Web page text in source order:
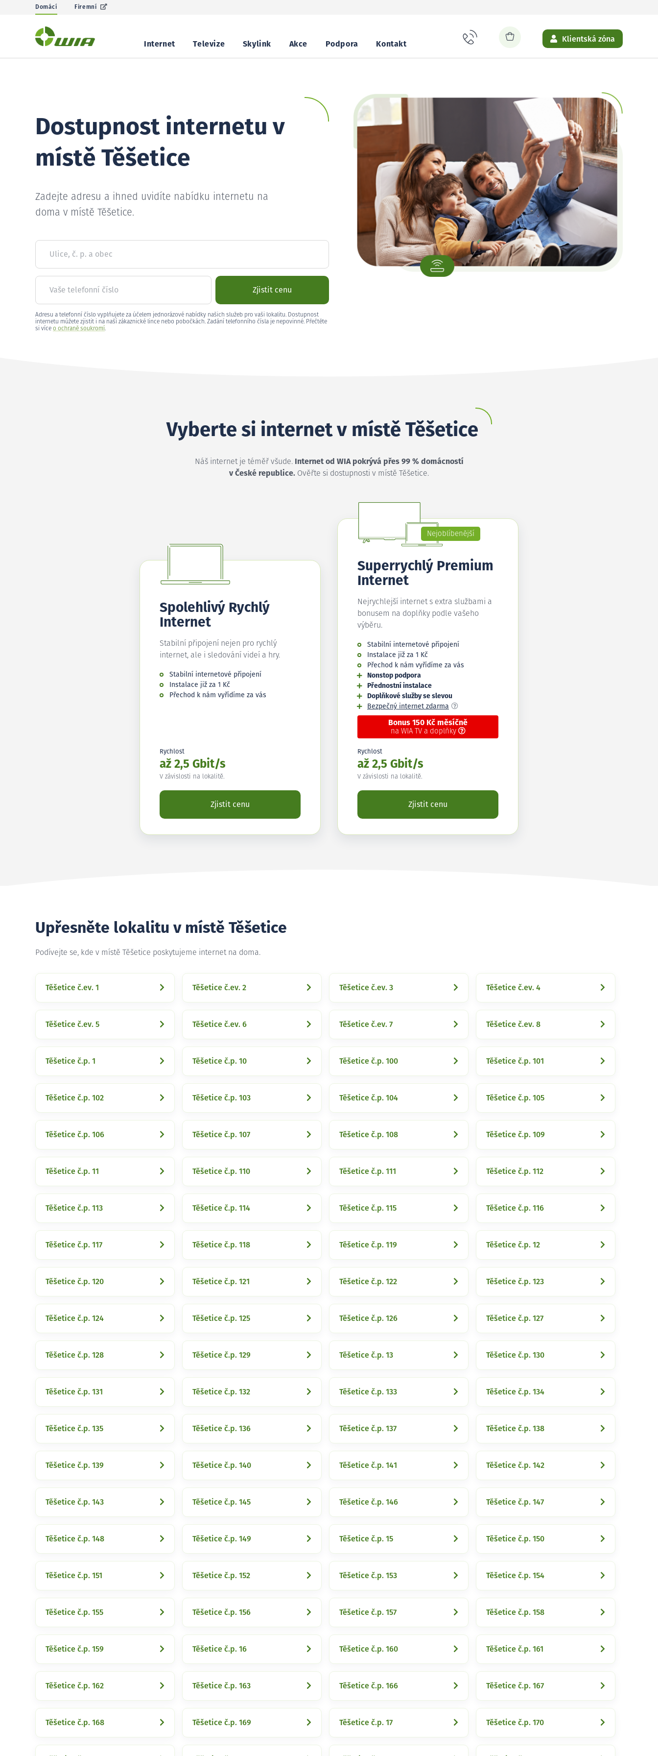
Domácí Firemní
Internet Televize Skylink Akce Podpora Kontakt
Klientská zóna
Dostupnost internetu v
místě Těšetice
Zadejte adresu a ihned uvidíte nabídku internetu na
doma v místě Těšetice.
Ulice, č. p. a obec
Vaše telefonní číslo Zjistit cenu
Adresu a telefonní číslo vyplňujete za účelem jednorázové nabídky našich služeb pro vaši lokalitu. Dostupnost
internetu můžete zjistit i na naší zákaznické lince nebo pobočkách. Zadání telefonního čísla je nepovinné. Přečtěte
si více o ochraně soukromí.
Vyberte si internet v místě Těšetice
Náš internet je téměř všude.
Internet od WIA pokrývá přes 99 % domácností
v České republice. Ověřte si dostupnosti v místě Těšetice.
Spolehlivý Rychlý
Internet
Stabilní připojení nejen pro rychlý
internet, ale i sledování videí a hry.
Stabilní internetové připojení
Instalace již za 1 Kč
Přechod k nám vyřídíme za vás
Rychlost
až 2,5 Gbit/s
V závislosti na lokalitě.
Zjistit cenu
Nejoblíbenější
Superrychlý Premium
Internet
Nejrychlejší internet s extra službami a
bonusem na doplňky podle vašeho
výběru.
Stabilní internetové připojení
Instalace již za 1 Kč
Přechod k nám vyřídíme za vás
Nonstop podpora
Přednostní instalace
Doplňkové služby se slevou
Bezpečný internet zdarma
Bonus 150 Kč měsíčně
na WIA TV a doplňky
Rychlost
až 2,5 Gbit/s
V závislosti na lokalitě.
Zjistit cenu
Upřesněte lokalitu v místě Těšetice
Podívejte se, kde v místě Těšetice poskytujeme internet na doma.
Těšetice č.ev. 1 Těšetice č.ev. 2 Těšetice č.ev. 3 Těšetice č.ev. 4
Těšetice č.ev. 5 Těšetice č.ev. 6 Těšetice č.ev. 7 Těšetice č.ev. 8
Těšetice č.p. 1 Těšetice č.p. 10 Těšetice č.p. 100 Těšetice č.p. 101
Těšetice č.p. 102 Těšetice č.p. 103 Těšetice č.p. 104 Těšetice č.p. 105
Těšetice č.p. 106 Těšetice č.p. 107 Těšetice č.p. 108 Těšetice č.p. 109
Těšetice č.p. 11 Těšetice č.p. 110 Těšetice č.p. 111 Těšetice č.p. 112
Těšetice č.p. 113 Těšetice č.p. 114 Těšetice č.p. 115 Těšetice č.p. 116
Těšetice č.p. 117 Těšetice č.p. 118 Těšetice č.p. 119 Těšetice č.p. 12
Těšetice č.p. 120 Těšetice č.p. 121 Těšetice č.p. 122 Těšetice č.p. 123
Těšetice č.p. 124 Těšetice č.p. 125 Těšetice č.p. 126 Těšetice č.p. 127
Těšetice č.p. 128 Těšetice č.p. 129 Těšetice č.p. 13 Těšetice č.p. 130
Těšetice č.p. 131 Těšetice č.p. 132 Těšetice č.p. 133 Těšetice č.p. 134
Těšetice č.p. 135 Těšetice č.p. 136 Těšetice č.p. 137 Těšetice č.p. 138
Těšetice č.p. 139 Těšetice č.p. 140 Těšetice č.p. 141 Těšetice č.p. 142
Těšetice č.p. 143 Těšetice č.p. 145 Těšetice č.p. 146 Těšetice č.p. 147
Těšetice č.p. 148 Těšetice č.p. 149 Těšetice č.p. 15 Těšetice č.p. 150
Těšetice č.p. 151 Těšetice č.p. 152 Těšetice č.p. 153 Těšetice č.p. 154
Těšetice č.p. 155 Těšetice č.p. 156 Těšetice č.p. 157 Těšetice č.p. 158
Těšetice č.p. 159 Těšetice č.p. 16 Těšetice č.p. 160 Těšetice č.p. 161
Těšetice č.p. 162 Těšetice č.p. 163 Těšetice č.p. 166 Těšetice č.p. 167
Těšetice č.p. 168 Těšetice č.p. 169 Těšetice č.p. 17 Těšetice č.p. 170